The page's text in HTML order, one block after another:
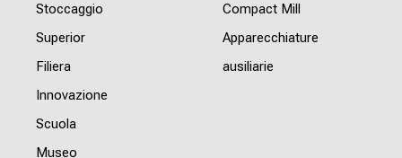
Stoccaggio
Superior
Filiera
Innovazione
Scuola
Museo
Compact Mill
Apparecchiature
ausiliarie